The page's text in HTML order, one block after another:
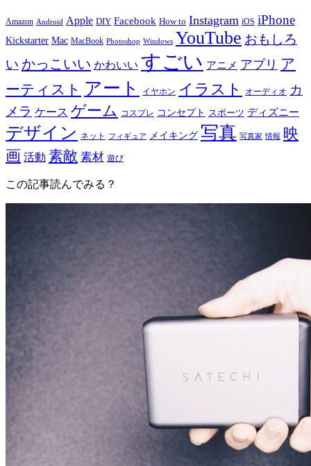
ブ
Amazon Android Apple DIY Facebook How to Instagram iOS iPhone
Kickstarter Mac MacBook Photoshop Windows YouTube おもしろ
い かっこいい かわいい すごい アニメ アプリ ア
ーティスト アート イヤホン イラスト オーディオ カ
メラ ケース ゲーム コスプレ コンセプト スポーツ ディズニー
デザイン ネット フィギュア メイキング 写真 写真家 情報 映
画 活動 素敵 素材 遊び
この記事読んでみる？